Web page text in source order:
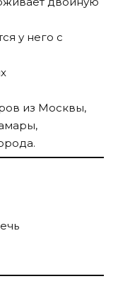
у него с
из Москвы,